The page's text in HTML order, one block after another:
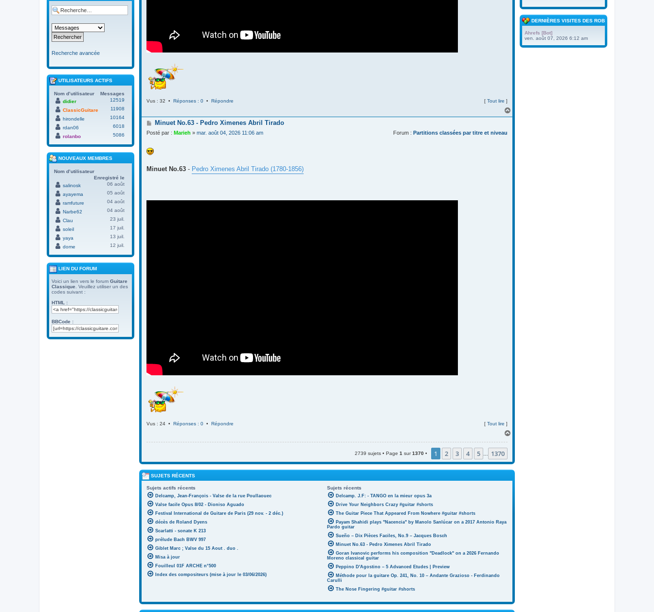
Vus : 32 • Réponses : 0 • Répondre [ Tout lire ]
a
M
s
a
g
Minuet No.63 - Pedro Ximenes Abril Tirado
Posté par : Marieh » mar. août 04, 2026 11:06 am Forum : Partitions classées par titre et niveau
Minuet No.63 - Pedro Ximenes Abril Tirado (1780-1856)
Vus : 24 • Réponses : 0 • Répondre [ Tout lire ]
2739 sujets • Page 1 sur1370 • 1 2 3 4 5 1370
SUJETS RÉCENTS
Sujets actifs récents Sujets récents
Delcamp, Jean-François - Valse de la rue Poullaouec
Valse facile Opus 8/02 - Dioniso Aguado
Festival International de Guitare de Paris (29 nov. - 2 déc.)
décès de Roland Dyens
Scarlatti - sonate K 213
prélude Bach BWV 997
Giblet Marc ; Valse du 15 Aout . duo .
Misa à jour
Fouilleul 01F ARCHE n°500
Index des compositeurs (mise à jour le 03/06/2026)
Delcamp. J.F: - TANGO en la mieur opus 3a
Drive Your Neighbors Crazy #guitar #shorts
The Guitar Piece That Appeared From Nowhere #guitar #shorts
Payam Shahidi plays "Nacencia" by Manolo Sanlúcar on a 2017 Antonio Raya
Pardo guitar
Sueño – Dix Pièces Faciles, No.9 – Jacques Bosch
Minuet No.63 - Pedro Ximenes Abril Tirado
Goran Ivanovic performs his composition "Deadlock" on a 2026 Fernando
Moreno classical guitar
Peppino D'Agostino – 5 Advanced Etudes | Preview
Méthode pour la guitare Op. 241, No. 10 – Andante Grazioso - Ferdinando
Carulli
The Nose Fingering #guitar #shorts
Recherche avancée
UTILISATEURS ACTIFS
Nom d’utilisateur
Messages
didier
12519
ClassicGuitare
11908
hirondelle
10164
rdan06
6018
rolanbo
5086
NOUVEAUX MEMBRES
Nom d’utilisateur
Enregistré le
salinosk
06 août
ayayema
05 août
ramfuture
04 août
Narbe62
04 août
Clau
23 juil.
soleil
17 juil.
yaya
13 juil.
dome
12 juil.
LIEN DU FORUM
Voici un lien vers le forum Guitare
Classique . Veuillez utiliser un des
codes suivant :
HTML :
BBCode :
DERNIÈRES VISITES DES ROBOTS
Ahrefs [Bot]
ven. août 07, 2026 6:12 am